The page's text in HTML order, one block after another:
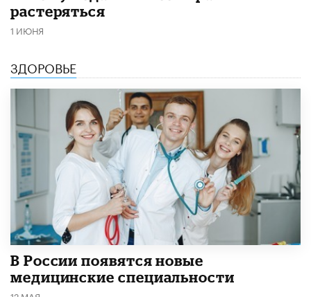
растеряться
1 ИЮНЯ
ЗДОРОВЬЕ
В России появятся новые
медицинские специальности